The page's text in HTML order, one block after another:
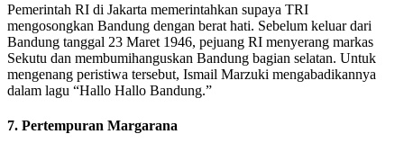
Pemerintah RI di Jakarta memerintahkan supaya TRI
mengosongkan Bandung dengan berat hati. Sebelum keluar dari
Bandung tanggal 23 Maret 1946, pejuang RI menyerang markas
Sekutu dan membumihanguskan Bandung bagian selatan. Untuk
mengenang peristiwa tersebut, Ismail Marzuki mengabadikannya
dalam lagu “Hallo Hallo Bandung.”
7. Pertempuran Margarana